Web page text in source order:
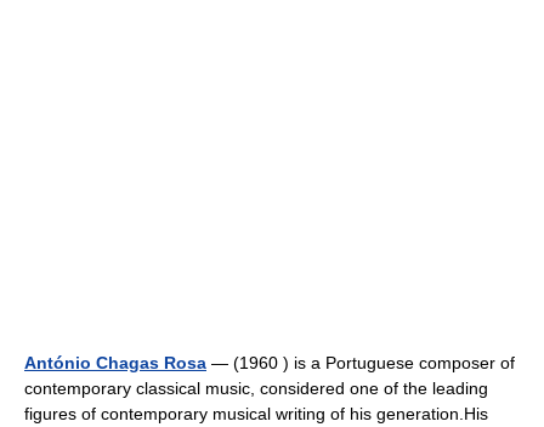
António Chagas Rosa — (1960 ) is a Portuguese composer of
contemporary classical music, considered one of the leading
figures of contemporary musical writing of his generation.His